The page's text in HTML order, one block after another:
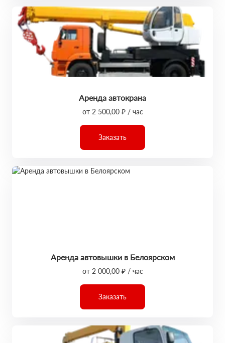
Аренда автокрана
от 2 500,00 ₽ / час
Заказать
Аренда автовышки в Белоярском
от 2 000,00 ₽ / час
Заказать